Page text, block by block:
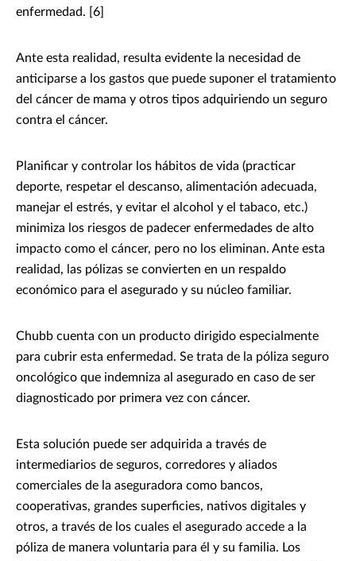
enfermedad. [6]
Ante esta realidad, resulta evidente la necesidad de
anticiparse a los gastos que puede suponer el tratamiento
del cáncer de mama y otros tipos adquiriendo un seguro
contra el cáncer.
Planificar y controlar los hábitos de vida (practicar
deporte, respetar el descanso, alimentación adecuada,
manejar el estrés, y evitar el alcohol y el tabaco, etc.)
minimiza los riesgos de padecer enfermedades de alto
impacto como el cáncer, pero no los eliminan. Ante esta
realidad, las pólizas se convierten en un respaldo
económico para el asegurado y su núcleo familiar.
Chubb cuenta con un producto dirigido especialmente
para cubrir esta enfermedad. Se trata de la póliza seguro
oncológico que indemniza al asegurado en caso de ser
diagnosticado por primera vez con cáncer.
Esta solución puede ser adquirida a través de
intermediarios de seguros, corredores y aliados
comerciales de la aseguradora como bancos,
cooperativas, grandes superficies, nativos digitales y
otros, a través de los cuales el asegurado accede a la
póliza de manera voluntaria para él y su familia. Los